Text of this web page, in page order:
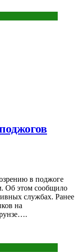
в поджоге
Об этом сообщило
службах. Ранее
на